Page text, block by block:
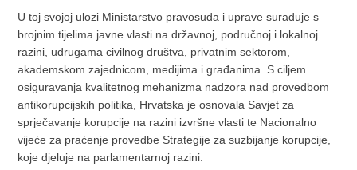
U toj svojoj ulozi Ministarstvo pravosuđa i uprave surađuje s
brojnim tijelima javne vlasti na državnoj, područnoj i lokalnoj
razini, udrugama civilnog društva, privatnim sektorom,
akademskom zajednicom, medijima i građanima. S ciljem
osiguravanja kvalitetnog mehanizma nadzora nad provedbom
antikorupcijskih politika, Hrvatska je osnovala Savjet za
sprječavanje korupcije na razini izvršne vlasti te Nacionalno
vijeće za praćenje provedbe Strategije za suzbijanje korupcije,
koje djeluje na parlamentarnoj razini.